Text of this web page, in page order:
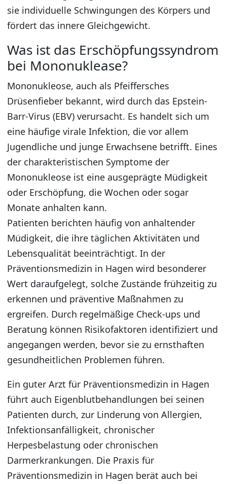
sie individuelle Schwingungen des Körpers und
fördert das innere Gleichgewicht.
Was ist das Erschöpfungssyndrom
bei Mononuklease?
Mononukleose, auch als Pfeiffersches
Drüsenfieber bekannt, wird durch das Epstein-
Barr-Virus (EBV) verursacht. Es handelt sich um
eine häufige virale Infektion, die vor allem
Jugendliche und junge Erwachsene betrifft. Eines
der charakteristischen Symptome der
Mononukleose ist eine ausgeprägte Müdigkeit
oder Erschöpfung, die Wochen oder sogar
Monate anhalten kann.
Patienten berichten häufig von anhaltender
Müdigkeit, die ihre täglichen Aktivitäten und
Lebensqualität beeinträchtigt. In der
Präventionsmedizin in Hagen wird besonderer
Wert daraufgelegt, solche Zustände frühzeitig zu
erkennen und präventive Maßnahmen zu
ergreifen. Durch regelmäßige Check-ups und
Beratung können Risikofaktoren identifiziert und
angegangen werden, bevor sie zu ernsthaften
gesundheitlichen Problemen führen.
Ein guter Arzt für Präventionsmedizin in Hagen
führt auch Eigenblutbehandlungen bei seinen
Patienten durch, zur Linderung von Allergien,
Infektionsanfälligkeit, chronischer
Herpesbelastung oder chronischen
Darmerkrankungen. Die Praxis für
Präventionsmedizin in Hagen berät auch bei